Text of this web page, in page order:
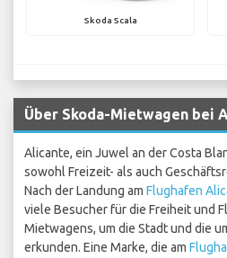
Skoda Scala
Über Skoda-Mietwagen bei
Alicante, ein Juwel an der Costa
sowohl Freizeit- als auch
Nach der Landung am Flughafen
viele Besucher für die Freiheit und
Mietwagens, um die Stadt und die
erkunden. Eine Marke, die am